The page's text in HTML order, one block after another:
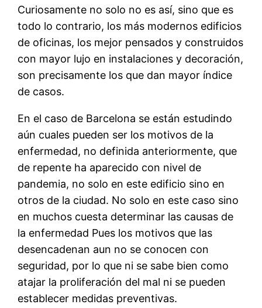
Curiosamente no solo no es así, sino que es
todo lo contrario, los más modernos edificios
de oficinas, los mejor pensados y construidos
con mayor lujo en instalaciones y decoración,
son precisamente los que dan mayor índice
de casos.
En el caso de Barcelona se están estudindo
aún cuales pueden ser los motivos de la
enfermedad, no definida anteriormente, que
de repente ha aparecido con nivel de
pandemia, no solo en este edificio sino en
otros de la ciudad. No solo en este caso sino
en muchos cuesta determinar las causas de
la enfermedad Pues los motivos que las
desencadenan aun no se conocen con
seguridad, por lo que ni se sabe bien como
atajar la proliferación del mal ni se pueden
establecer medidas preventivas.